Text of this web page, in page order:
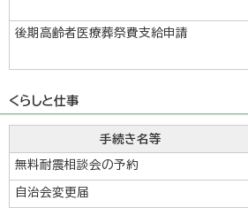
後期高齢者医療葬祭費支給申請
くらしと仕事
手続き名等
無料耐震相談会の予約
自治会変更届